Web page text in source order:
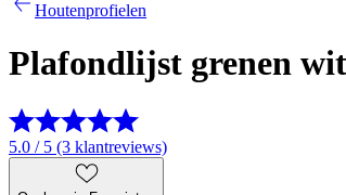
Houtenprofielen
Plafondlijst grenen
5.0 / 5 (3 klantreviews)